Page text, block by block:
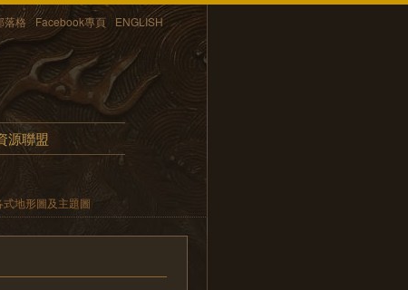
落格 Facebook專頁 ENGLISH
源聯盟
式地形圖及主題圖